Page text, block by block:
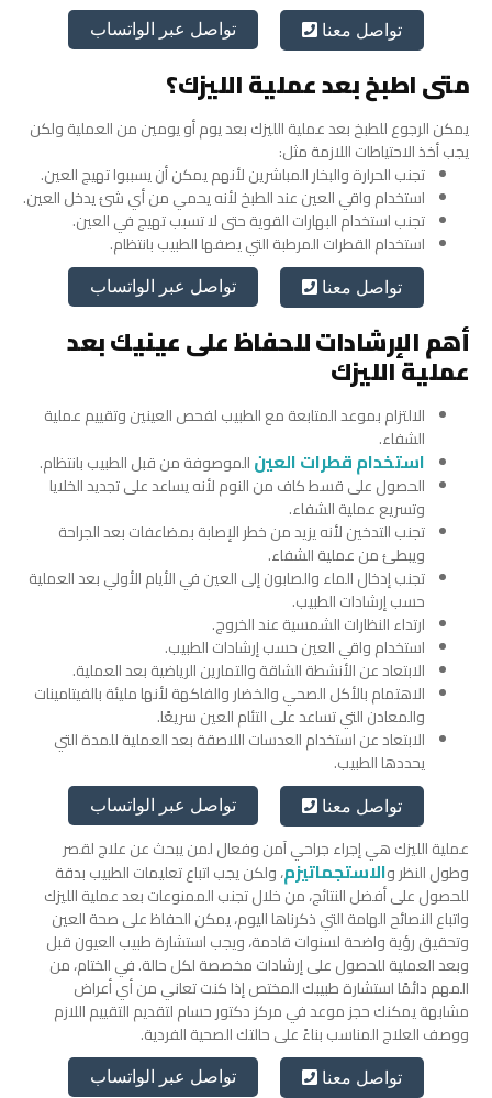
تواصل معنا تواصل عبر الواتساب
متى اطبخ بعد عملية الليزك؟
يمكن الرجوع للطبخ بعد عملية الليزك بعد يوم أو يومين من العملية ولكن
يجب أخذ الاحتياطات اللازمة مثل:
تجنب الحرارة والبخار المباشرين لأنهم يمكن أن يسببوا تهيج العين.
استخدام واقي العين عند الطبخ لأنه يحمي من أي شئ يدخل العين.
تجنب استخدام البهارات القوية حتى لا تسبب تهيج في العين.
استخدام القطرات المرطبة التي يصفها الطبيب بانتظام.
تواصل معنا تواصل عبر الواتساب
أهم الإرشادات للحفاظ على عينيك بعد
عملية الليزك
الالتزام بموعد المتابعة مع الطبيب لفحص العينين وتقييم عملية
الشفاء.
استخدام قطرات العينالموصوفة من قبل الطبيب بانتظام.
الحصول على قسط كاف من النوم لأنه يساعد على تجديد الخلايا
وتسريع عملية الشفاء.
تجنب التدخين لأنه يزيد من خطر الإصابة بمضاعفات بعد الجراحة
ويبطئ من عملية الشفاء.
تجنب إدخال الماء والصابون إلى العين في الأيام الأولي بعد العملية
حسب إرشادات الطبيب.
ارتداء النظارات الشمسية عند الخروج.
استخدام واقي العين حسب إرشادات الطبيب.
الابتعاد عن الأنشطة الشاقة والتمارين الرياضية بعد العملية.
الاهتمام بالأكل الصحي والخضار والفاكهة لأنها مليئة بالفيتامينات
والمعادن التي تساعد على التئام العين سريعًا.
الابتعاد عن استخدام العدسات اللاصقة بعد العملية للمدة التي
يحددها الطبيب.
تواصل معنا تواصل عبر الواتساب
عملية الليزك هي إجراء جراحي آمن وفعال لمن يبحث عن علاج لقصر
وطول النظر والاستجماتيزم، ولكن يجب اتباع تعليمات الطبيب بدقة
للحصول على أفضل النتائج، من خلال تجنب الممنوعات بعد عملية الليزك
واتباع النصائح الهامة التي ذكرناها اليوم، يمكن الحفاظ على صحة العين
وتحقيق رؤية واضحة لسنوات قادمة، ويجب استشارة طبيب العيون قبل
وبعد العملية للحصول على إرشادات مخصصة لكل حالة.في الختام، من
المهم دائمًا استشارة طبيبك المختص إذا كنت تعاني من أي أعراض
مشابهة يمكنك حجز موعد في مركز دكتور حسام لتقديم التقييم اللازم
ووصف العلاج المناسب بناءً على حالتك الصحية الفردية.
تواصل معنا تواصل عبر الواتساب